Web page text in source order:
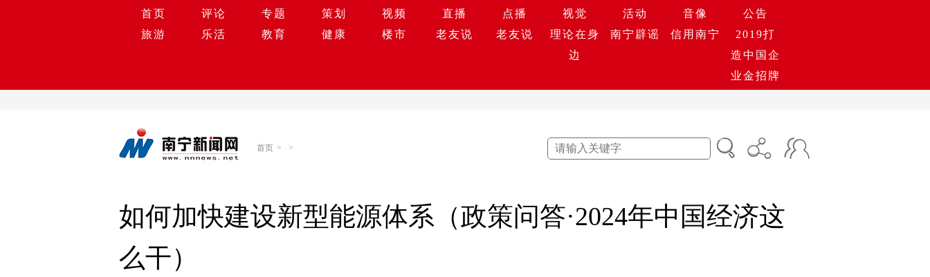
首页 评论 专题 策划 视频 直播 点播 视觉 活动 音像
公告
旅游
乐活 教育 健康 楼市 老友说 老友说
理论在身
边
南宁辟谣 信用南宁
2019打
造中国企
业金招牌
首页 > >
如何加快建设新型能源体系（政策问答·2024年中国经济这
么干）